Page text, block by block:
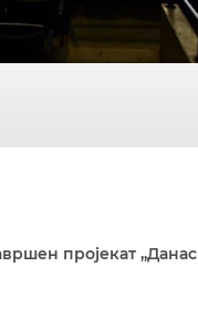
пројекат „Данас